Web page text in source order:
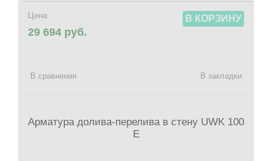
Цена:
29 694 руб.
В КОРЗИНУ
В сравнения В закладки
Арматура долива-перелива в стену UWK 100
E